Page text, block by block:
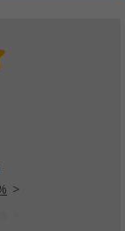
für Florida /